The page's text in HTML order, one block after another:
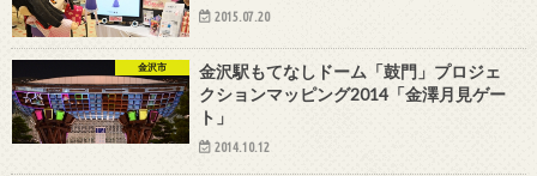
2015.07.20
金沢市
金沢駅もてなしドーム「鼓門」プロジェ
クションマッピング2014「金澤月見ゲー
ト」
2014.10.12